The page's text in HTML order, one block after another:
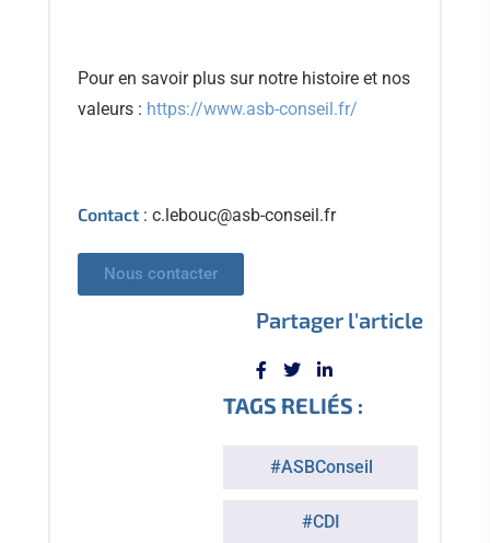
Pour en savoir plus sur notre histoire et nos
valeurs : https://www.asb-conseil.fr/
Contact : c.lebouc@asb-conseil.fr
Nous contacter
Partager l'article
TAGS RELIÉS :
#ASBConseil
#CDI